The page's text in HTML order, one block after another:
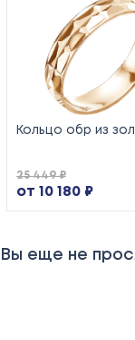
Кольцо обр из
от 10 180 ₽
25 449 ₽
Вы еще не